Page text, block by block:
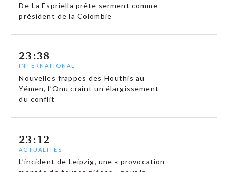
De La Espriella prête serment comme
président de la Colombie
23:38
INTERNATIONAL
Nouvelles frappes des Houthis au
Yémen, l’Onu craint un élargissement
du conflit
23:12
ACTUALITÉS
L’incident de Leipzig, une « provocation